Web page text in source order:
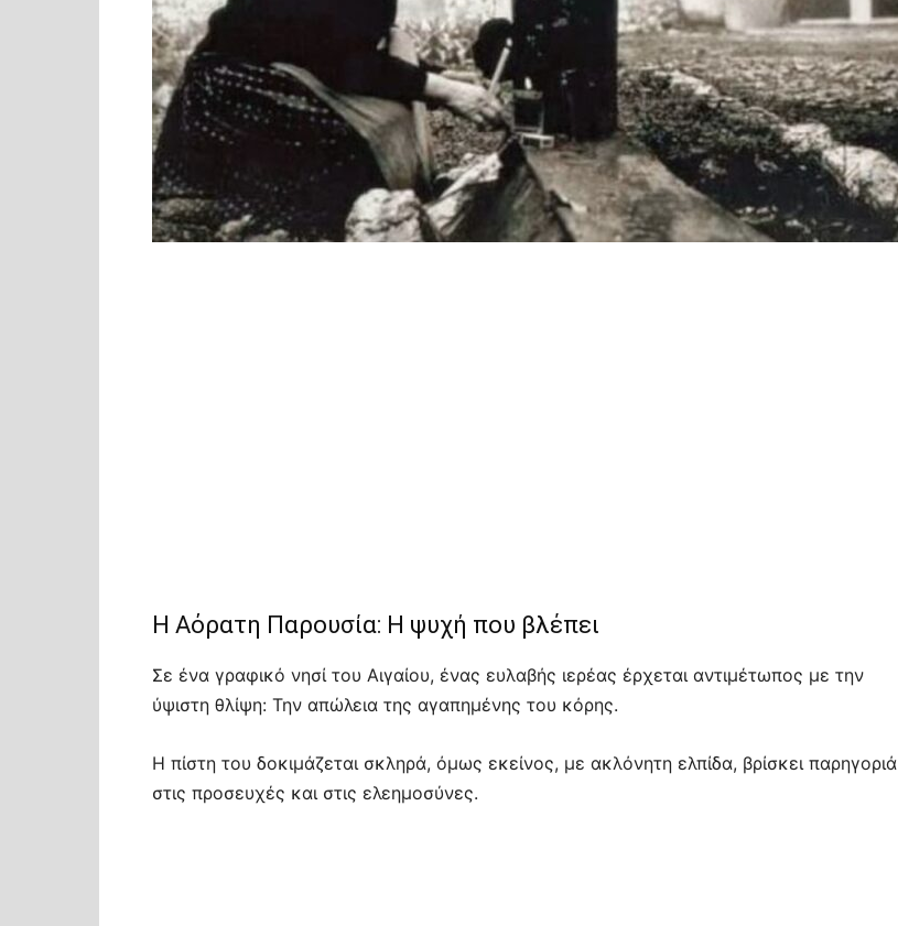
Η Αόρατη Παρουσία: Η ψυχή που βλέπει
Σε ένα γραφικό νησί του Αιγαίου, ένας ευλαβής ιερέας έρχεται αντιμέτωπος με την
ύψιστη θλίψη: Την απώλεια της αγαπημένης του κόρης.
Η πίστη του δοκιμάζεται σκληρά, όμως εκείνος, με ακλόνητη ελπίδα, βρίσκει παρηγοριά
στις προσευχές και στις ελεημοσύνες.